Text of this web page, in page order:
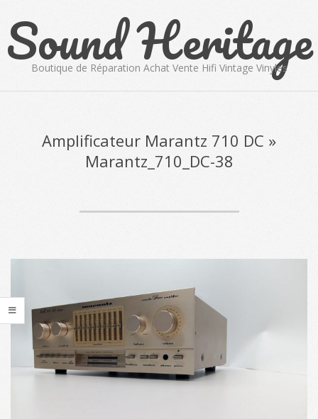
content
Sound Heritage
Boutique de Réparation Achat Vente Hifi Vintage Vinyles
Amplificateur Marantz 710 DC »
Marantz_710_DC-38